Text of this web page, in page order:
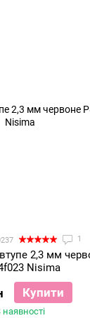
1
2,3 мм
Nisima
Купити
наявності